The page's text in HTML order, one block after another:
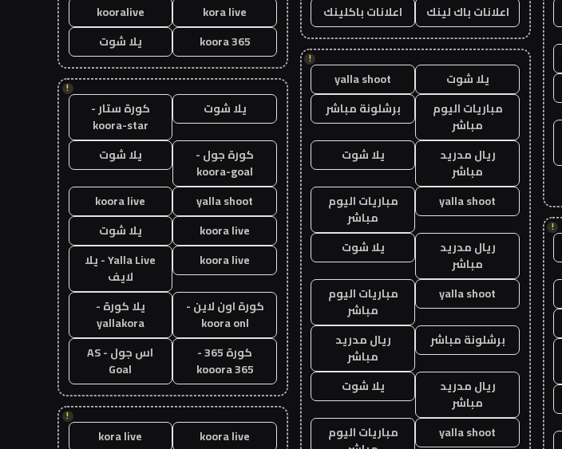
!
اعلانات باك لينك
اعلانات باكلينك
!
يلا شوت
yalla shoot
مباريات اليوم
مباشر
برشلونة مباشر
ريال مدريد
مباشر
يلا شوت
yalla shoot
مباريات اليوم
مباشر
ريال مدريد
مباشر
يلا شوت
yalla shoot
مباريات اليوم
مباشر
برشلونة مباشر
ريال مدريد
مباشر
ريال مدريد
مباشر
يلا شوت
yalla shoot
مباريات اليوم
kora live
kooralive
koora 365
يلا شوت
!
يلا شوت
كورة ستار -
koora-star
كورة جول -
koora-goal
يلا شوت
yalla shoot
koora live
koora live
يلا شوت
koora live
Yalla Live - يلا
لايف
كورة اون لاين -
koora onl
يلا كورة -
yallakora
كورة 365 -
kooora 365
اس جول - AS
Goal
!
koora live
kora live